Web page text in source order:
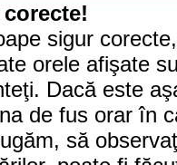
sigur
orele afişate
Dacă este
de fus orar în
să